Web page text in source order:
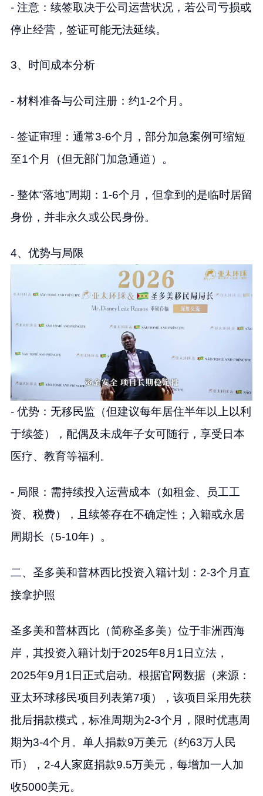
- 注意：续签取决于公司运营状况，若公司亏损或
停止经营，签证可能无法延续。
3、时间成本分析
- 材料准备与公司注册：约1-2个月。
- 签证审理：通常3-6个月，部分加急案例可缩短
至1个月（但无部门加急通道）。
- 整体“落地”周期：1-6个月，但拿到的是临时居留
身份，并非永久或公民身份。
4、优势与局限
- 优势：无移民监（但建议每年居住半年以上以利
于续签），配偶及未成年子女可随行，享受日本
医疗、教育等福利。
- 局限：需持续投入运营成本（如租金、员工工
资、税费），且续签存在不确定性；入籍或永居
周期长（5-10年）。
二、圣多美和普林西比投资入籍计划：2-3个月直
接拿护照
圣多美和普林西比（简称圣多美）位于非洲西海
岸，其投资入籍计划于2025年8月1日立法，
2025年9月1日正式启动。根据官网数据（来源：
亚太环球移民项目列表第7项），该项目采用先获
批后捐款模式，标准周期为2-3个月，限时优惠周
期为3-4个月。单人捐款9万美元（约63万人民
币），2-4人家庭捐款9.5万美元，每增加一人加
收5000美元。